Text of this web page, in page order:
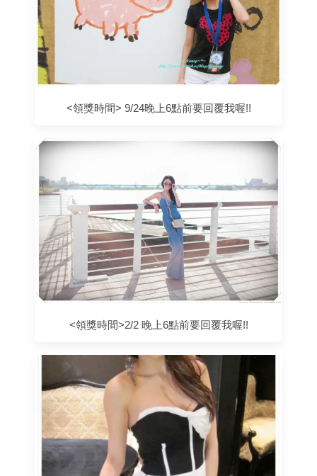
<領獎時間> 9/24晚上6點前要回覆我喔!!
<領獎時間>2/2 晚上6點前要回覆我喔!!